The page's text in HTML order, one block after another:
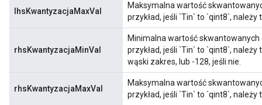
lhsKwantyzacjaMaxVal
Maksymalna wartość
przykład, jeśli `Tin` to `qint8`, należy
rhsKwantyzacjaMinVal
Minimalna wartość skwantowanych
przykład, jeśli `Tin` to `qint8`,
wąski zakres, lub -128, jeśli nie.
rhsKwantyzacjaMaxVal
Maksymalna wartość
przykład, jeśli `Tin` to `qint8`, należy